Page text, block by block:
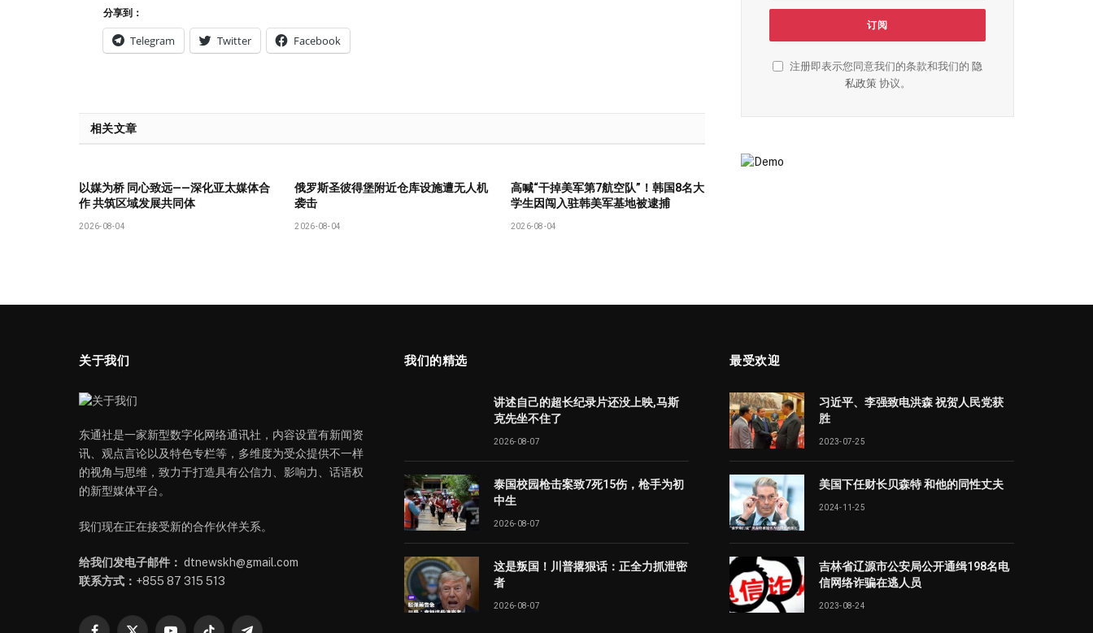
分享到：
Telegram Twitter Facebook
相关文章
以媒为桥 同心致远——深化亚太媒体合
作 共筑区域发展共同体
2026-08-04
俄罗斯圣彼得堡附近仓库设施遭无人机
袭击
2026-08-04
高喊“干掉美军第7航空队”！韩国8名大
学生因闯入驻韩美军基地被逮捕
2026-08-04
注册即表示您同意我们的条款和我们的 隐
私政策协议。
关于我们
东通社是一家新型数字化网络通讯社，内容设置有新闻资
讯、观点言论以及特色专栏等，多维度为受众提供不一样
的视角与思维，致力于打造具有公信力、影响力、话语权
的新型媒体平台。
我们现在正在接受新的合作伙伴关系。
给我们发电子邮件： dtnewskh@gmail.com
联系方式： +855 87 315 513
我们的精选
讲述自己的超长纪录片还没上映,马斯
克先坐不住了
2026-08-07
泰国校园枪击案致7死15伤，枪手为初
中生
2026-08-07
这是叛国！川普撂狠话：正全力抓泄密
者
2026-08-07
最受欢迎
习近平、李强致电洪森 祝贺人民党获
胜
2023-07-25
美国下任财长贝森特 和他的同性丈夫
2024-11-25
吉林省辽源市公安局公开通缉198名电
信网络诈骗在逃人员
2023-08-24